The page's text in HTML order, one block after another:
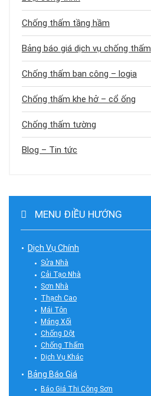
Chống thấm tầng hầm
Bảng báo giá dịch vụ chống thấm
Chống thấm ban công – logia
Chống thấm khe hở – cổ ống
Chống thấm tường
Blog – Tin tức
MENU ĐIỀU HƯỚNG
Dịch Vụ Chính
Sửa Nhà
Cải Tạo Nhà
Sơn Nhà
Thạch Cao
Mái Tôn
Máng Xối
Chống Dột
Chống Thấm
Dịch Vụ Khác
Bảng Báo Giá
Báo Giá Thi Công Sơn